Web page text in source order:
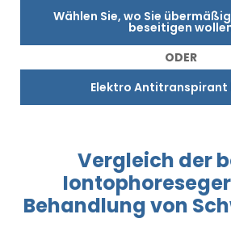
Wählen Sie, wo Sie
beseitigen
ODER
Elektro Antitranspirant
Vergleich der
Behandlungvon